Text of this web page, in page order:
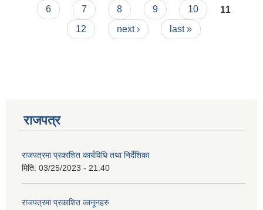
6
7 8 9 10
11
12
next › last »
राजपत्र
राजपत्रमा प्रकाशित कार्यविधि तथा निर्देशिका
मिति: 03/25/2023 - 21:40
राजपत्रमा प्रकाशित कानूनहरु